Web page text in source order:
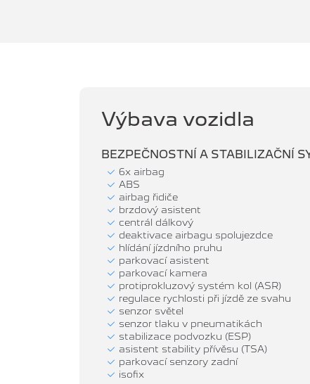
Výbava vozidla
BEZPEČNOSTNÍ A STABILIZAČNÍ
6x airbag
ABS
airbag řidiče
brzdový asistent
centrál dálkový
deaktivace airbagu spolujezdce
hlídání jízdního pruhu
parkovací asistent
parkovací kamera
protiprokluzový systém kol (ASR)
regulace rychlosti při jízdě ze svahu
senzor světel
senzor tlaku v pneumatikách
stabilizace podvozku (ESP)
asistent stability přívěsu (TSA)
parkovací senzory zadní
isofix